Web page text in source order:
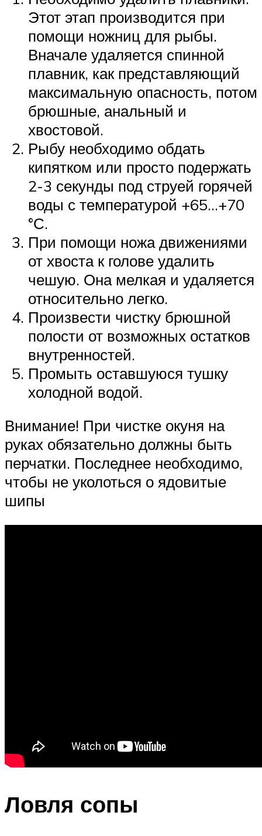
Этот этап производится при
помощи ножниц для рыбы.
Вначале удаляется спинной
плавник, как представляющий
максимальную опасность, потом
брюшные, анальный и
хвостовой.
Рыбу необходимо обдать
кипятком или просто подержать
2-3 секунды под струей горячей
воды с температурой +65…+70
°С.
При помощи ножа движениями
от хвоста к голове удалить
чешую. Она мелкая и удаляется
относительно легко.
Произвести чистку брюшной
полости от возможных остатков
внутренностей.
Промыть оставшуюся тушку
холодной водой.
Внимание! При чистке окуня на
руках обязательно должны быть
перчатки. Последнее необходимо,
чтобы не уколоться о ядовитые
шипы
Ловля сопы